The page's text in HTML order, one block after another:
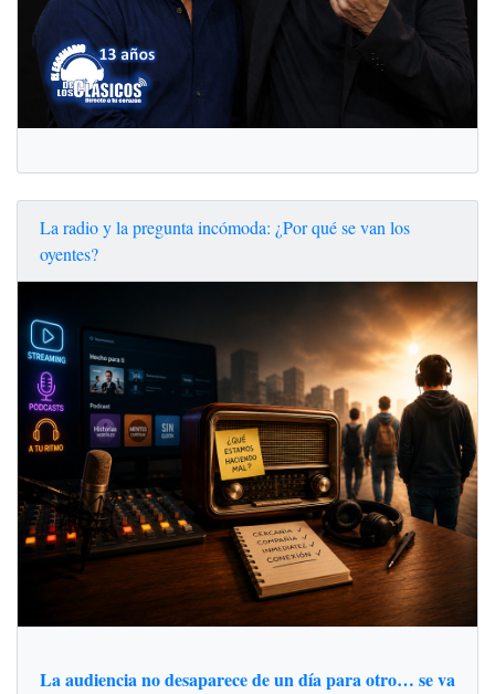
La radio y la pregunta incómoda: ¿Por qué se van los
oyentes?
La audiencia no desaparece de un día para otro… se va